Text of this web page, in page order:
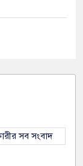
সব সংবাদ